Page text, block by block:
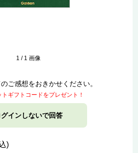
1 / 1 画像
ご感想をおきかせください。
ギフトコードをプレゼント！
グインしないで回答
)